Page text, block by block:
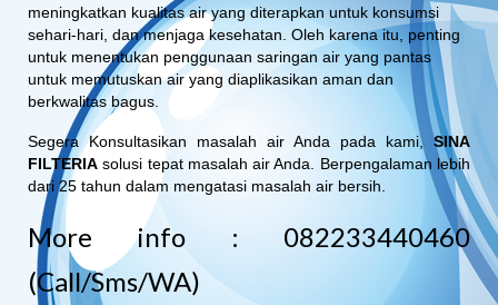
meningkatkan kualitas air yang diterapkan untuk konsumsi
sehari-hari, dan menjaga kesehatan. Oleh karena itu, penting
untuk menentukan penggunaan saringan air yang pantas
untuk memutuskan air yang diaplikasikan aman dan
berkwalitas bagus.
Segera Konsultasikan masalah air Anda pada kami, SINA
FILTERIA solusi tepat masalah air Anda. Berpengalaman lebih
dari 25 tahun dalam mengatasi masalah air bersih.
More info : 082233440460
(Call/Sms/WA)